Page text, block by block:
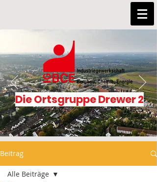
Die Ortsgruppe Drewer 2
Beitrag
Alle Beiträge